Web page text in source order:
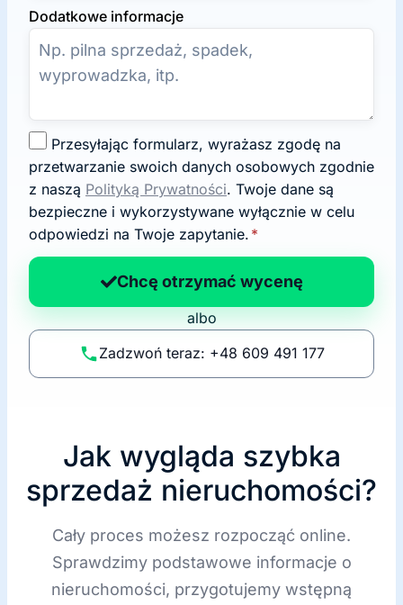
Dodatkowe informacje
g
o
d
a
n
p
li
t
przetwarzanie swoich danych osobowych zgodnie
z naszą Polityką Prywatności. Twoje dane są
bezpieczne i wykorzystywane wyłącznie w celu
odpowiedzi na Twoje zapytanie. *
Chcę otrzymać wycenę
albo
Zadzwoń teraz: +48 609 491 177
Jak wygląda szybka
sprzedaż nieruchomości?
Cały proces możesz rozpocząć online.
Sprawdzimy podstawowe informacje o
nieruchomości, przygotujemy wstępną